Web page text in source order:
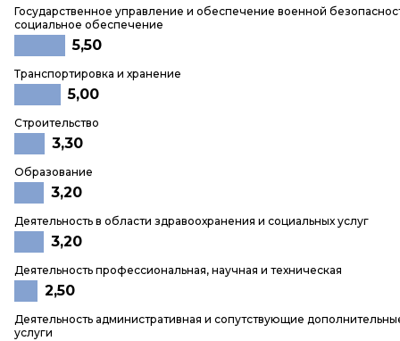
Государственное управление и обеспечение военной
социальное обеспечение
5,50
Транспортировка и хранение
5,00
Строительство
3,30
Образование
3,20
Деятельность в области здравоохранения и социальных услуг
3,20
Деятельность профессиональная, научная и техническая
2,50
Деятельность административная и сопутствующие
услуги